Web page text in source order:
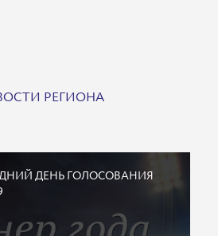
РЕГИОНА
ДЕНЬ ГОЛОСОВАНИЯ